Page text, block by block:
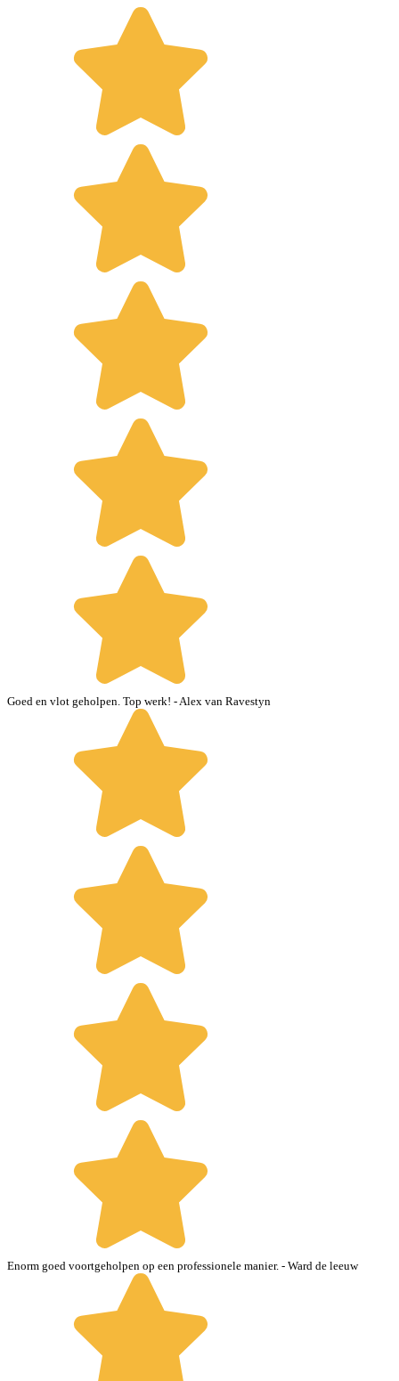
Goed en vlot geholpen. Top werk! - Alex van Ravestyn
Enorm goed voortgeholpen op een professionele manier. - Ward de leeuw